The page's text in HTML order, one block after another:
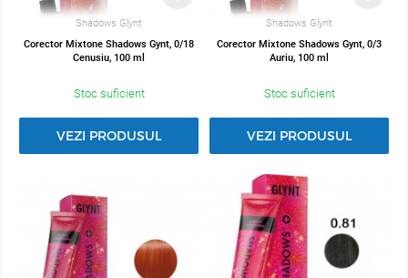
Shadows Glynt
Corector Mixtone Shadows Gynt, 0/18
Cenusiu, 100 ml
Stoc suficient
VEZI PRODUSUL
Shadows Glynt
Corector Mixtone Shadows Gynt, 0/3
Auriu, 100 ml
Stoc suficient
VEZI PRODUSUL